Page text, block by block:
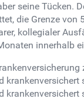
seine Tücken.
die Grenze
kollegialer
innerhalb